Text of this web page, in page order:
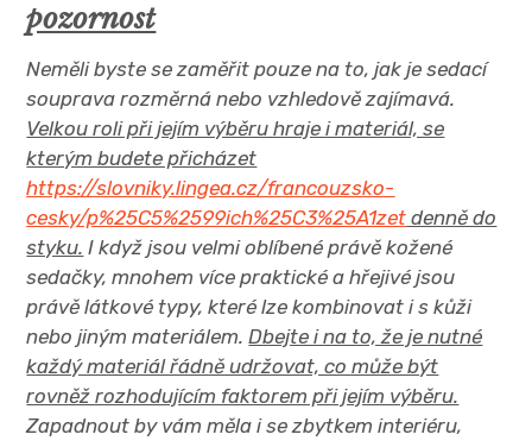
pozornost
Neměli byste se zaměřit pouze na to, jak je sedací
souprava rozměrná nebo vzhledově zajímavá.
Velkou roli při jejím výběru hraje i materiál, se
kterým budete přicházet
https://slovniky.lingea.cz/francouzsko-
cesky/p%25C5%2599ich%25C3%25A1zet denně do
styku. I když jsou velmi oblíbené právě kožené
sedačky, mnohem více praktické a hřejivé jsou
právě látkové typy, které lze kombinovat i s kůži
nebo jiným materiálem.Dbejte i na to, že je nutné
každý materiál řádně udržovat, co může být
rovněž rozhodujícím faktorem při jejím výběru.
Zapadnout by vám měla i se zbytkem interiéru,